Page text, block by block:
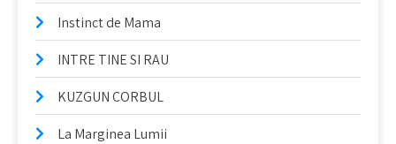
Instinct de Mama
INTRE TINE SI RAU
KUZGUN CORBUL
La Marginea Lumii